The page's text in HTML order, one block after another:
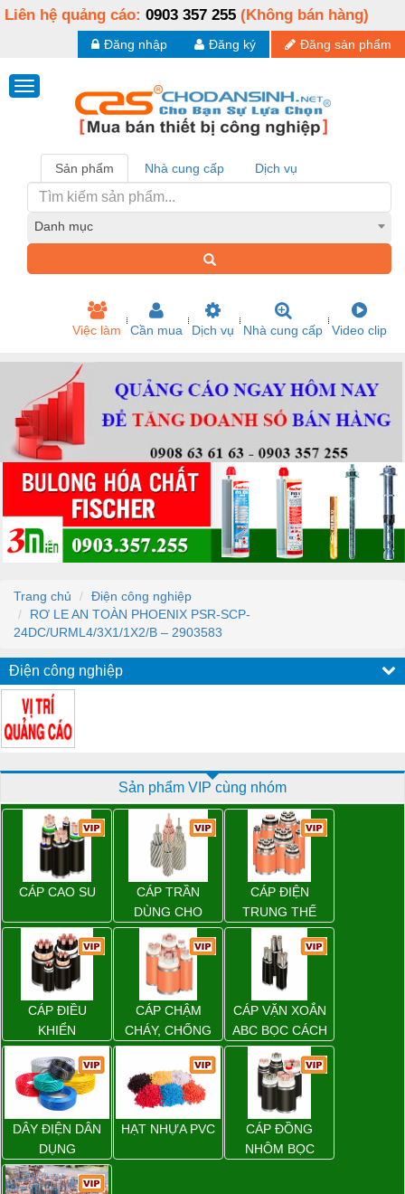
Liên hệ quảng cáo: 0903 357 255 (Không bán hàng)
Đăng sản phẩm
Đăng ký
Đăng nhập
Sản phẩm Nhà cung cấp Dịch vụ
Danh mục
Việc làm Cần mua Dịch vụ Nhà cung cấp Video clip
Trang chủ
Điện công nghiệp
RƠ LE AN TOÀN PHOENIX PSR-SCP-
24DC/URML4/3X1/1X2/B – 2903583
Điện công nghiệp
Sản phẩm VIP cùng nhóm
CÁP CAO SU
CÁP TRẦN
DÙNG CHO
ĐƯỜNG DÂY
TẢI ĐIỆN TRÊN
KHÔNG
CÁP ĐIỆN
TRUNG THẾ
CÁP ĐIỀU
KHIỂN
CÁP CHẬM
CHÁY, CHỐNG
CHÁY
CÁP VẶN XOẮN
ABC BỌC CÁCH
ĐIỆN XLPE
DÂY ĐIỆN DÂN
DỤNG
HẠT NHỰA PVC
CÁP ĐỒNG
NHÔM BỌC